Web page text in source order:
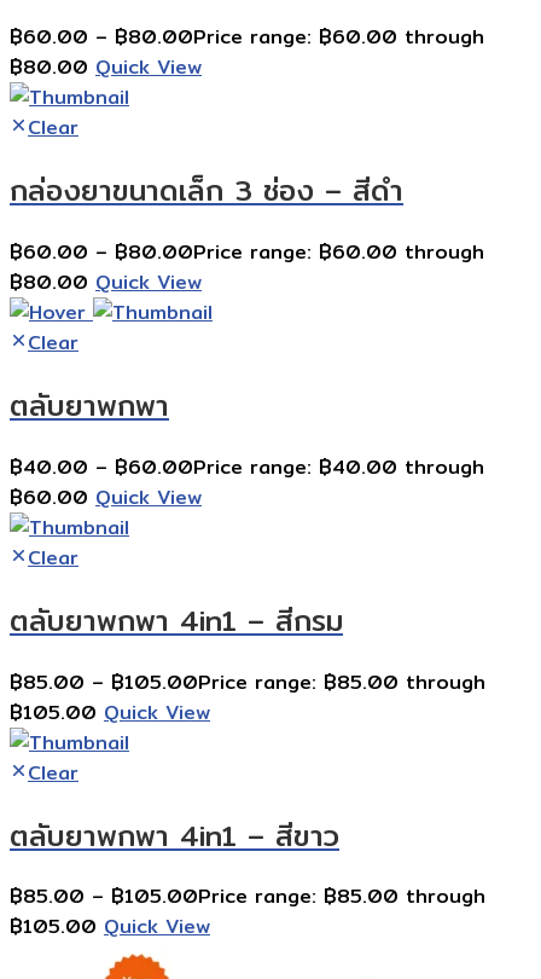
฿60.00 – ฿80.00Price range: ฿60.00 through
฿80.00 Quick View
Clear
กล่องยาขนาดเล็ก 3 ช่อง – สีดำ
฿60.00 – ฿80.00Price range: ฿60.00 through
฿80.00 Quick View
Clear
ตลับยาพกพา
฿40.00 – ฿60.00Price range: ฿40.00 through
฿60.00 Quick View
Clear
ตลับยาพกพา 4in1 – สีกรม
฿85.00 – ฿105.00Price range: ฿85.00 through
฿105.00 Quick View
Clear
ตลับยาพกพา 4in1 – สีขาว
฿85.00 – ฿105.00Price range: ฿85.00 through
฿105.00 Quick View